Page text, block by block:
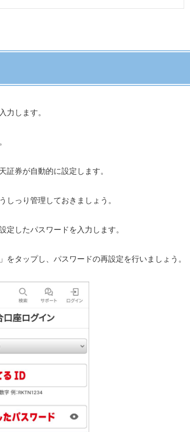
力します。
証券が自動的に設定します。
しっり管理しておきましょう。
定したパスワードを入力します。
タップし、パスワードの再設定を行いましょう。